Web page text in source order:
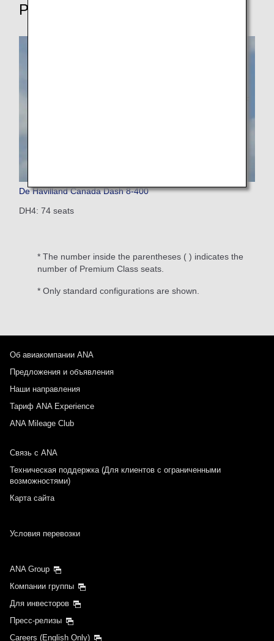
Propeller-driven aircrafts
De Havilland Canada Dash 8-400
DH4: 74 seats
* The number inside the parentheses ( ) indicates the
number of Premium Class seats.
* Only standard configurations are shown.
Об авиакомпании ANA
Предложения и объявления
Наши направления
Тариф ANA Experience
ANA Mileage Club
Связь с ANA
Техническая поддержка (Для клиентов с ограниченными
возможностями)
Карта сайта
Условия перевозки
ANA Group
Компании группы
Для инвесторов
Пресс-релизы
Careers (English Only)